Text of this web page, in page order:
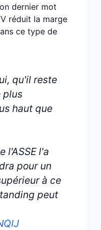
dernier mot
réduit la marge
ce type de
qu'il reste
plus
haut que
l'ASSE l'a
pour un
à ce
peut